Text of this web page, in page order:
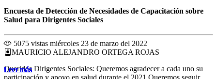
Leer más
Leer más
Encuesta de Detección de Necesidades de Capacitación sobre
Salud para Dirigentes Sociales
5075 vistas miércoles 23 de marzo del 2022
MAURICIO ALEJANDRO ORTEGA ROJAS
Queridos Dirigentes Sociales: Queremos agradecer a cada uno su
Leer más
Leer más
Leer más
Leer más
Leer más
Leer más
Leer más
Leer más
Leer más
Leer más